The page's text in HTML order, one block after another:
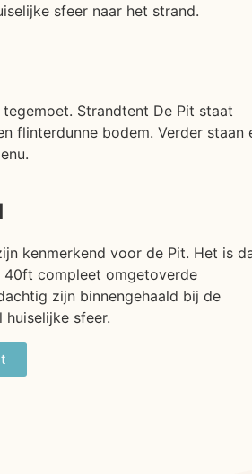
sfeer naar het strand.
Strandtent De Pit staat
flinterdunne bodem. Verder staan
kenmerkend voor de Pit. Het is
compleet omgetoverde
zijn binnengehaald bij de
sfeer.